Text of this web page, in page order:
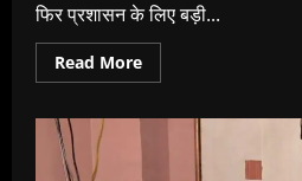
फिर प्रशासन के लिए बड़ी...
Read MoreRead
more